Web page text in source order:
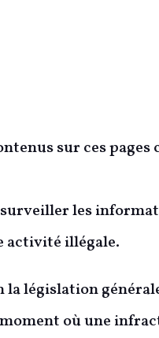
sur ces
surveiller les
activité illégale.
la législation
où une